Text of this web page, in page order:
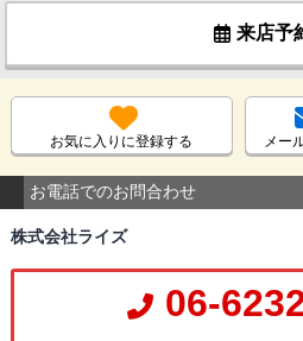
来店予
お気に入りに登録する メー
お電話でのお問合わせ
株式会社ライズ
06-